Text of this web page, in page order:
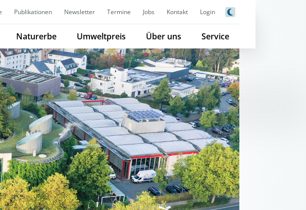
Publikationen Newsletter Termine Jobs Kontakt Login
Naturerbe Umweltpreis Über uns Service